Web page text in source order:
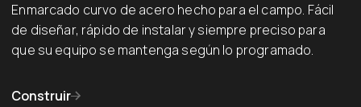
Enmarcado curvo de acero hecho para el campo. Fácil
de diseñar, rápido de instalar y siempre preciso para
que su equipo se mantenga según lo programado.
Construir